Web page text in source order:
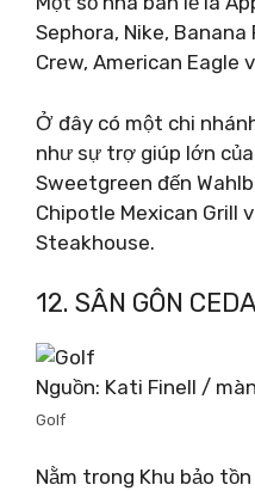
Sephora, Nike, Banana
Crew, American Eagle
Ở đây có một chi
như sự trợ giúp lớn
Sweetgreen đến
Chipotle Mexican Grill
Steakhouse.
12. SÂN GÔN
Nguồn: Kati Finell /
Golf
Nằm trong Khu bảo